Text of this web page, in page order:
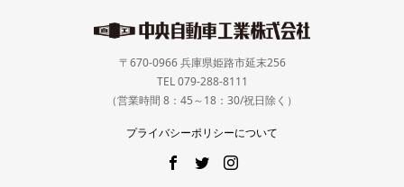
〒670-0966 兵庫県姫路市延末256
TEL 079-288-8111
（営業時間 8：45～18：30/祝日除く）
プライバシーポリシーについて